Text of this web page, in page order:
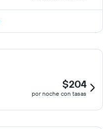
$204
por noche con tasas